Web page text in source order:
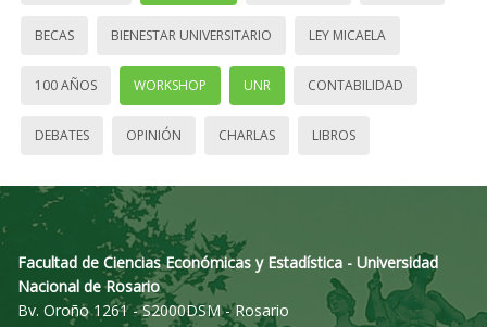
BECAS BIENESTAR UNIVERSITARIO LEY MICAELA
100 AÑOS WORKSHOP UNR CONTABILIDAD
DEBATES OPINIÓN CHARLAS LIBROS
Facultad de Ciencias Económicas y Estadística - Universidad
Nacional de Rosario
Bv. Oroño 1261 - S2000DSM - Rosario